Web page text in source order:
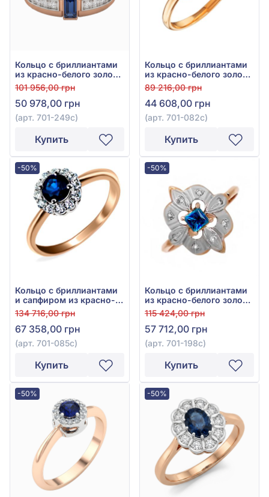
Кольцо с бриллиантами
из красно-белого золота
585° с сапфиром 0,2ct и
бриллиантом 0,06ct, арт.
701-249с
101 956,00 грн
50 978,00 грн
(арт. 701-249с)
Купить
Кольцо с бриллиантами
из красно-белого золота
585° с синим сапфиром
0,13ct и бриллиантом
0,07ct, арт. 701-082с
89 216,00 грн
44 608,00 грн
(арт. 701-082с)
Купить
-50%
Кольцо с бриллиантами
и сапфиром из красно-
белого золота 585°,
сапфир 0,7ct, бриллиант
0,17ct, арт. 701-085с
134 716,00 грн
67 358,00 грн
(арт. 701-085с)
Купить
-50%
Кольцо с бриллиантами
из красно-белого золота
585° с сапфиром 0,27ct и
бриллиантом 0,1ct, арт.
701-198c
115 424,00 грн
57 712,00 грн
(арт. 701-198c)
Купить
-50% -50%